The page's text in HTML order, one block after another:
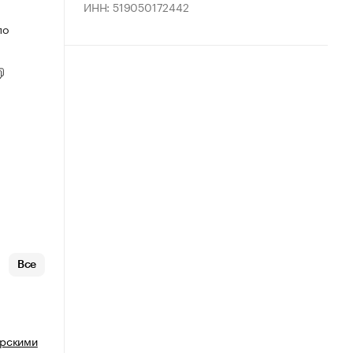
Все
ИНН: 519050172442